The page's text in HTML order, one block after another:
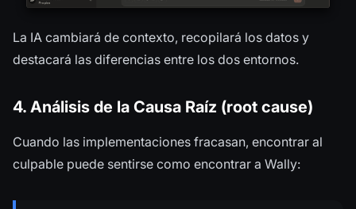
La IA cambiará de contexto, recopilará los datos y
destacará las diferencias entre los dos entornos.
4. Análisis de la Causa Raíz (root cause)
Cuando las implementaciones fracasan, encontrar al
culpable puede sentirse como encontrar a Wally: